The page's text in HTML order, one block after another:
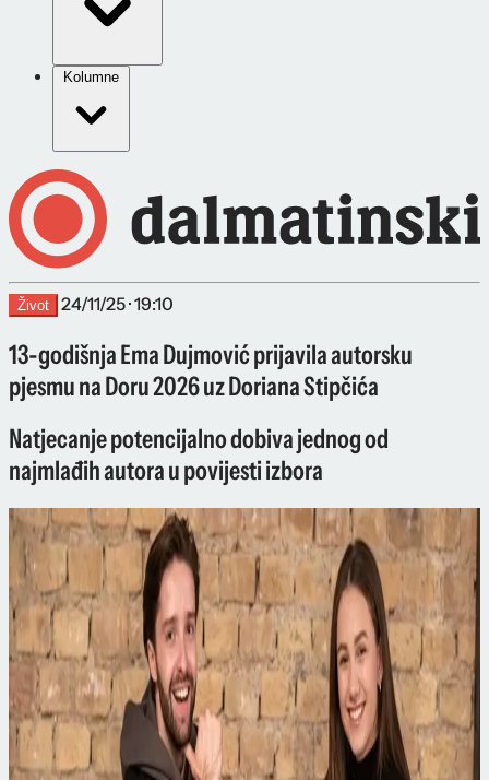
Kolumne
Život 24/11/25 · 19:10
13-godišnja Ema Dujmović prijavila autorsku
pjesmu na Doru 2026 uz Doriana Stipčića
Natjecanje potencijalno dobiva jednog od
najmlađih autora u povijesti izbora